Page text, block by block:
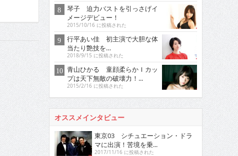
琴子 迫力バストを引っさげイ
メージデビュー！
2015/10/16 に投稿された
行平あい佳 初主演で大胆な体
当たり艶技を…
2018/9/15 に投稿された
青山ひかる 童顔柔らかＩカッ
プは天下無敵の破壊力！...
2015/2/16 に投稿された
オススメインタビュー
東京03 シチュエーション・ドラ
マに出演！苦境を乗...
2017/11/16 に投稿された